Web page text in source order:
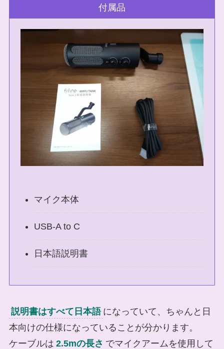
付属品
マイク本体
USB-A to C
日本語説明書
説明書はすべて日本語 になっていて、ちゃんと日
本向けの仕様になっていることが分かります。
ケーブルは 2.5mの長さ でマイクアームを使用して